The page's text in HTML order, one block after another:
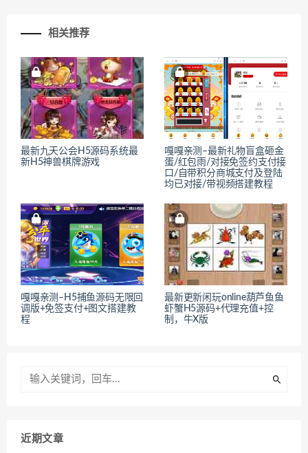
相关推荐
最新九天公会H5源码系统最
新H5神兽棋牌游戏
嘎嘎亲测–最新礼物盲盒砸金
蛋/红包雨/对接免签约支付接
口/自带积分商城支付及登陆
均已对接/带视频搭建教程
嘎嘎亲测–H5捕鱼源码无限回
调版+免签支付+图文搭建教
程
最新更新闲玩online葫芦鱼鱼
虾蟹H5源码+代理充值+控
制，牛X版
近期文章